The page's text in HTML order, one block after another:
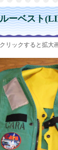
ーベスト
リックすると拡大